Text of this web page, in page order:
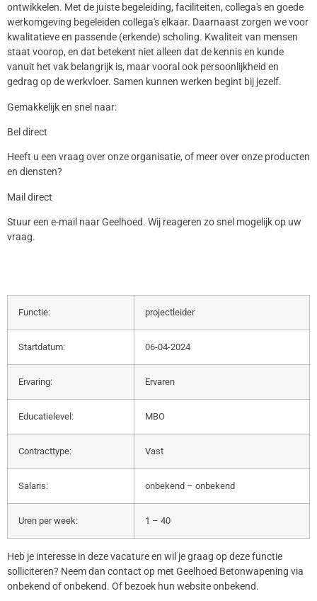
ontwikkelen. Met de juiste begeleiding, faciliteiten, collega's en goede
werkomgeving begeleiden collega's elkaar. Daarnaast zorgen we voor
kwalitatieve en passende (erkende) scholing. Kwaliteit van mensen
staat voorop, en dat betekent niet alleen dat de kennis en kunde
vanuit het vak belangrijk is, maar vooral ook persoonlijkheid en
gedrag op de werkvloer. Samen kunnen werken begint bij jezelf.
Gemakkelijk en snel naar:
Bel direct
Heeft u een vraag over onze organisatie, of meer over onze producten
en diensten?
Mail direct
Stuur een e-mail naar Geelhoed. Wij reageren zo snel mogelijk op uw
vraag.
Functie: projectleider
Startdatum: 06-04-2024
Ervaring: Ervaren
Educatielevel: MBO
Contracttype: Vast
Salaris: onbekend – onbekend
Uren per week: 1 – 40
Heb je interesse in deze vacature en wil je graag op deze functie
solliciteren? Neem dan contact op met Geelhoed Betonwapening via
onbekend of onbekend. Of bezoek hun website onbekend.